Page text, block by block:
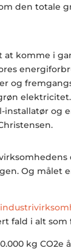
den totale
at komme i
og
installatør og
Og målet
fald i alt som
kg